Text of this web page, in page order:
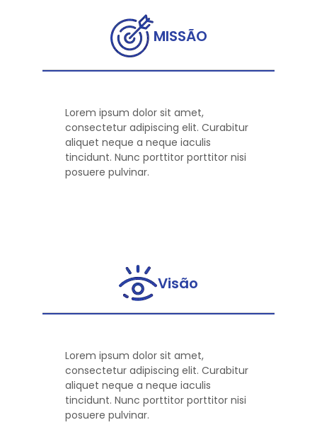
MISSÃO
Lorem ipsum dolor sit amet,
consectetur adipiscing elit. Curabitur
aliquet neque a neque iaculis
tincidunt. Nunc porttitor porttitor nisi
posuere pulvinar.
Visão
Lorem ipsum dolor sit amet,
consectetur adipiscing elit. Curabitur
aliquet neque a neque iaculis
tincidunt. Nunc porttitor porttitor nisi
posuere pulvinar.